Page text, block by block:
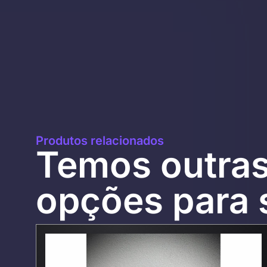
Produtos relacionados
Temos
opções para